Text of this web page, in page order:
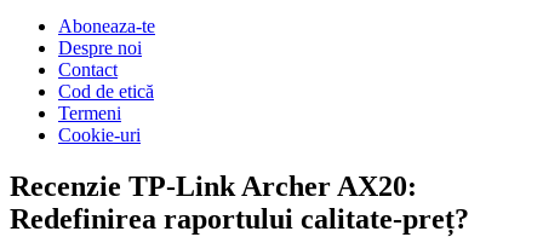
Aboneaza-te
Despre noi
Contact
Cod de etică
Termeni
Cookie-uri
Recenzie TP-Link Archer AX20:
Redefinirea raportului calitate-preț?